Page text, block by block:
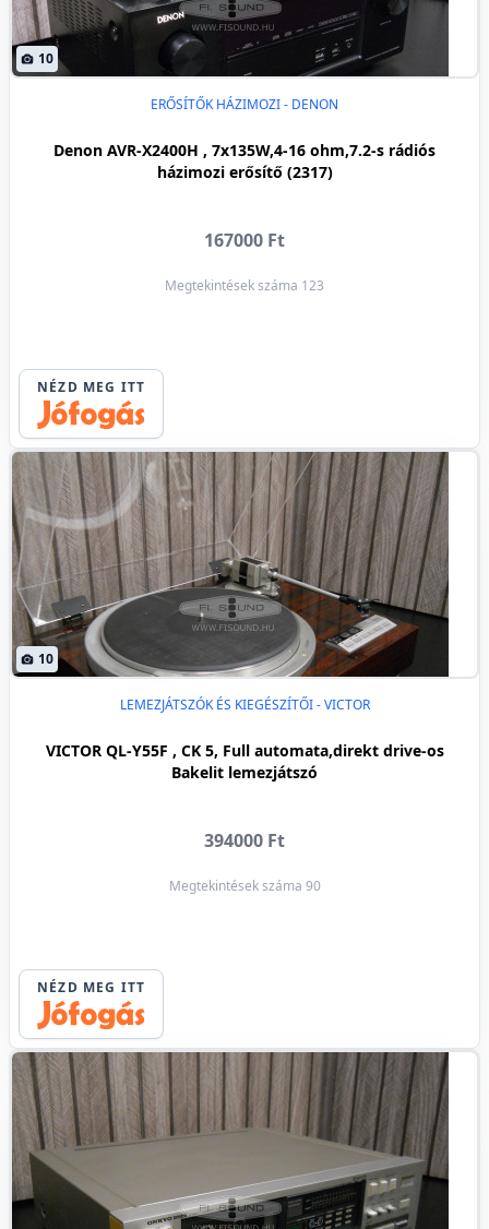
10
ERŐSÍTŐK HÁZIMOZI - DENON
Denon AVR-X2400H , 7x135W,4-16 ohm,7.2-s rádiós
házimozi erősítő (2317)
167000 Ft
Megtekintések száma 123
NÉZD MEG ITT
10
LEMEZJÁTSZÓK ÉS KIEGÉSZÍTŐI - VICTOR
VICTOR QL-Y55F , CK 5, Full automata,direkt drive-os
Bakelit lemezjátszó
394000 Ft
Megtekintések száma 90
NÉZD MEG ITT